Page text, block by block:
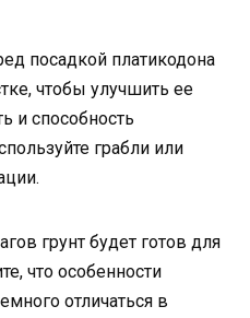
посадкой платикодона
чтобы улучшить ее
и способность
грабли или
грунт будет готов для
что особенности
отличаться в